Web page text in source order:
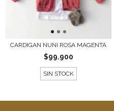
CARDIGAN NUNI ROSA MAGENTA
$99.900
SIN STOCK